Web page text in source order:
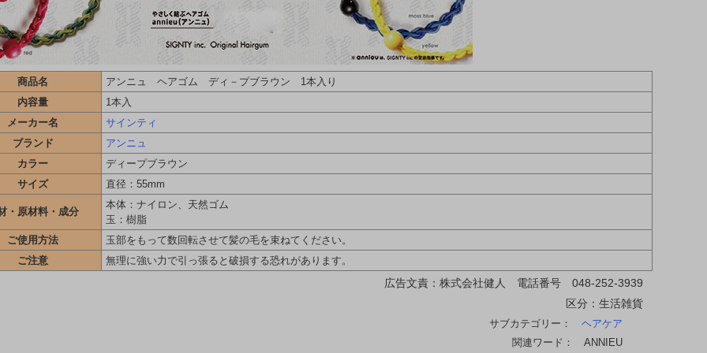
商品名
アンニュ ヘアゴム ディ－プブラウン 1本入り
内容量
1本入
メーカー名
サインティ
ブランド
アンニュ
カラー
ディープブラウン
サイズ
直径：55mm
・原材料・成分
本体：ナイロン、天然ゴム
玉：樹脂
ご使用方法
玉部をもって数回転させて髪の毛を束ねてください。
ご注意
無理に強い力で引っ張ると破損する恐れがあります。
広告文責：株式会社健人 電話番号 048-252-3939
区分：生活雑貨
サブカテゴリー： ヘアケア
関連ワード： ANNIEU